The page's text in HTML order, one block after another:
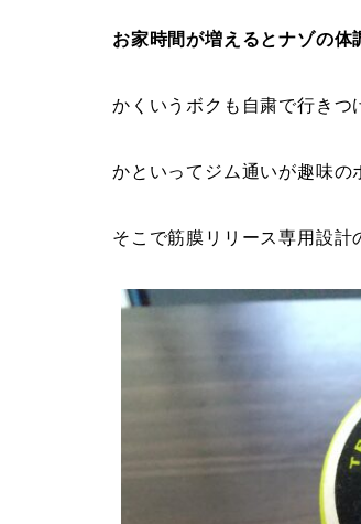
お家時間が増えるとナゾの体
かくいうボクも自粛で行きつ
かといってジム通いが趣味
そこで筋膜リリース専用設計